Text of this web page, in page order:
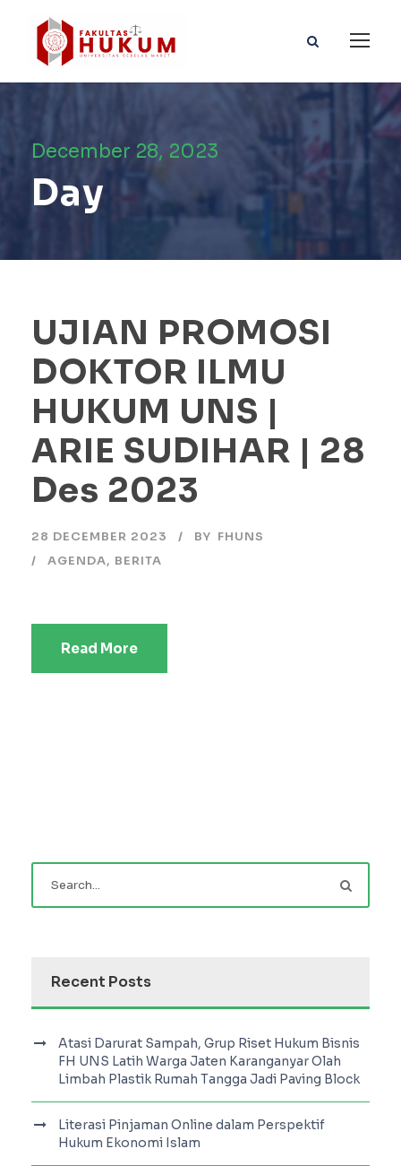
December 28, 2023
Day
UJIAN PROMOSI
DOKTOR ILMU
HUKUM UNS |
ARIE SUDIHAR | 28
Des 2023
28 DECEMBER 2023 BY FHUNS
AGENDA, BERITA
Read More
Recent Posts
Atasi Darurat Sampah, Grup Riset Hukum Bisnis
FH UNS Latih Warga Jaten Karanganyar Olah
Limbah Plastik Rumah Tangga Jadi Paving Block
Literasi Pinjaman Online dalam Perspektif
Hukum Ekonomi Islam